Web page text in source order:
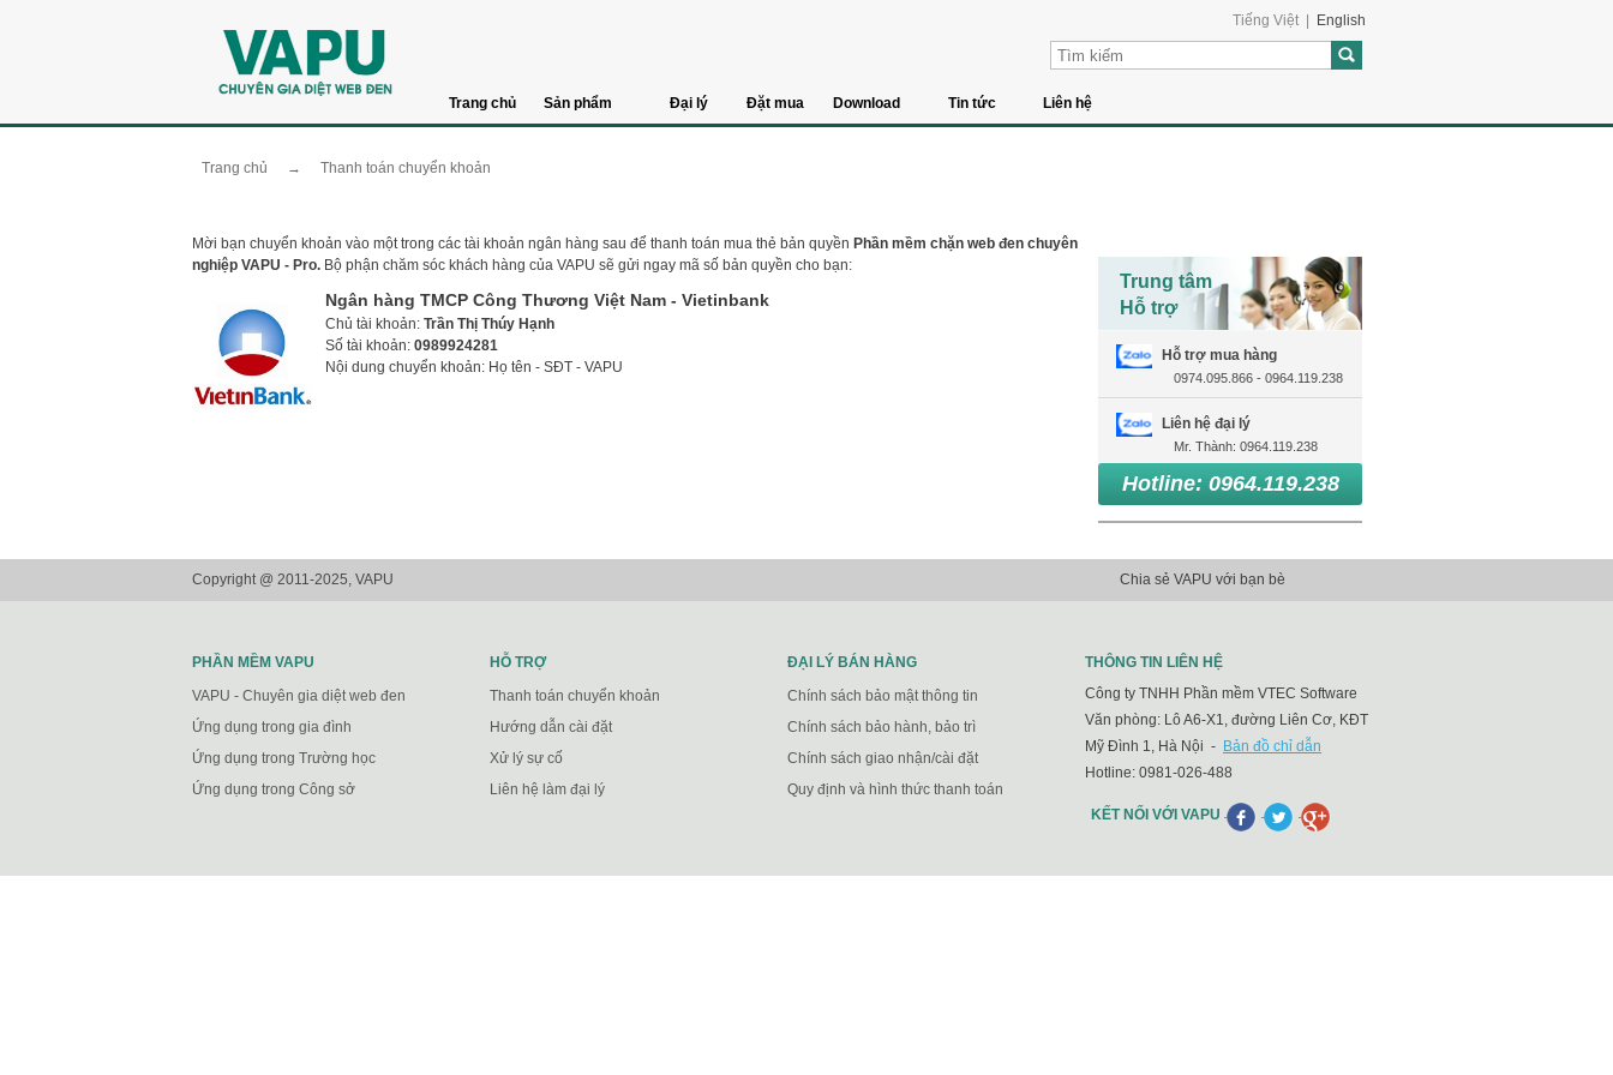
Tiếng Việt English
Trang chủ Sản phẩm Đại lý Đặt mua Download Tin tức Liên hệ
Trang chủ → Thanh toán chuyển khoản
Mời bạn chuyển khoản vào một trong các tài khoản ngân hàng sau để thanh toán mua thẻ bản quyền Phần mềm chặn web đen chuyên
nghiệp VAPU - Pro. Bộ phận chăm sóc khách hàng của VAPU sẽ gửi ngay mã số bản quyền cho bạn:
Ngân hàng TMCP Công Thương Việt Nam - Vietinbank
Chủ tài khoản: Trần Thị Thúy Hạnh
Số tài khoản: 0989924281
Nội dung chuyển khoản: Họ tên - SĐT - VAPU
Trung tâm
Hỗ trợ
Hỗ trợ mua hàng
0974.095.866 - 0964.119.238
Liên hệ đại lý
Mr. Thành: 0964.119.238
Hotline: 0964.119.238
Copyright @ 2011-2025, VAPU Chia sẻ VAPU với bạn bè
PHẦN MỀM VAPU
VAPU - Chuyên gia diệt web đen
Ứng dụng trong gia đình
Ứng dụng trong Trường học
Ứng dụng trong Công sở
HỖ TRỢ
Thanh toán chuyển khoản
Hướng dẫn cài đặt
Xử lý sự cố
Liên hệ làm đại lý
ĐẠI LÝ BÁN HÀNG
Chính sách bảo mật thông tin
Chính sách bảo hành, bảo trì
Chính sách giao nhận/cài đặt
Quy định và hình thức thanh toán
THÔNG TIN LIÊN HỆ
Công ty TNHH Phần mềm VTEC Software
Văn phòng: Lô A6-X1, đường Liên Cơ, KĐT
Mỹ Đình 1, Hà Nội - Bản đồ chỉ dẫn
Hotline: 0981-026-488
KẾT NỐI VỚI VAPU